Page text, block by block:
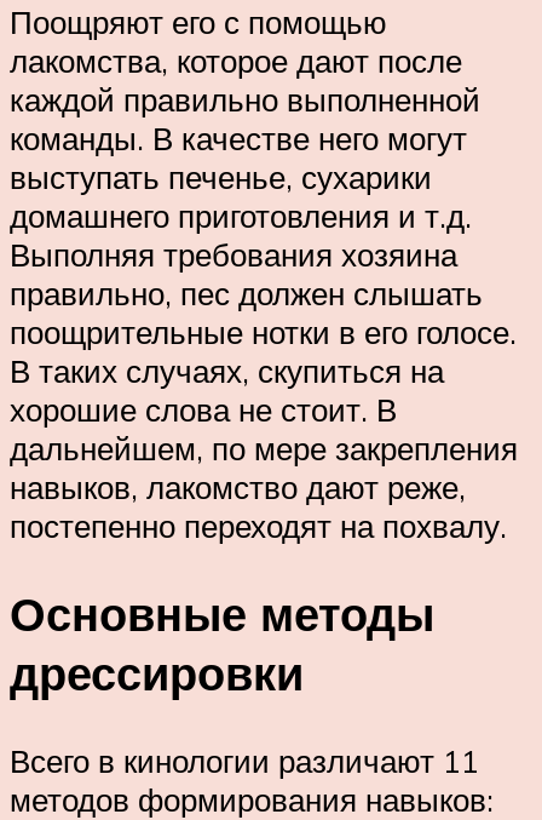
Поощряют его с помощью
лакомства, которое дают после
каждой правильно выполненной
команды. В качестве него могут
выступать печенье, сухарики
домашнего приготовления и т.д.
Выполняя требования хозяина
правильно, пес должен слышать
поощрительные нотки в его голосе.
В таких случаях, скупиться на
хорошие слова не стоит. В
дальнейшем, по мере закрепления
навыков, лакомство дают реже,
постепенно переходят на похвалу.
Основные методы
дрессировки
Всего в кинологии различают 11
методов формирования навыков: